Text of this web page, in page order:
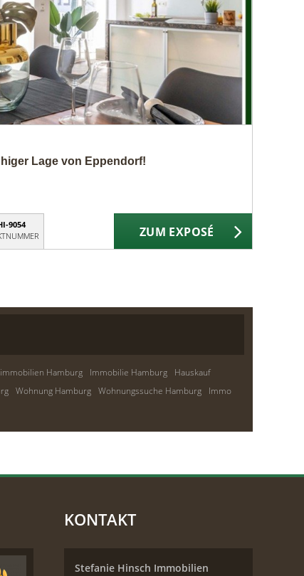
Lage von Eppendorf!
9054
ZUM EXPOSÉ
Hamburg Immobilie Hamburg
Hauskauf
Wohnung Hamburg Wohnungssuche Hamburg
Immo
KONTAKT
Stefanie Hinsch Immobilien